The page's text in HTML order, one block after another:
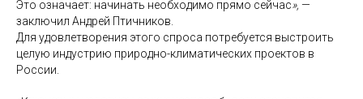
Это означает: начинать необходимо прямо сейчас», —
заключил Андрей Птичников.
Для удовлетворения этого спроса потребуется выстроить
целую индустрию природно-климатических проектов в
России.